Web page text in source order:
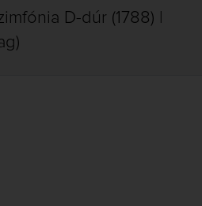
D-dúr (1788) |